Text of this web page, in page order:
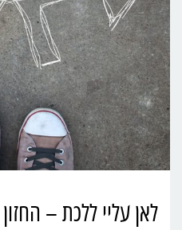
לאן עליי ללכת – החזון